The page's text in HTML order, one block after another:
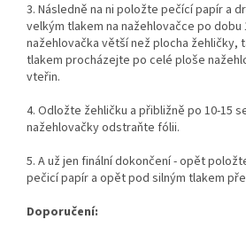
3. Následně na ni položte pečící papír a
velkým tlakem na nažehlovačce po dobu
nažehlovačka větší než plocha žehličky,
tlakem procházejte po celé ploše
vteřin.
4. Odložte žehličku a přibližně po 10-15
nažehlovačky odstraňte fólii.
5. A už jen finální dokončení - opět
pečicí papír a opět pod silným tlakem
Doporučení: